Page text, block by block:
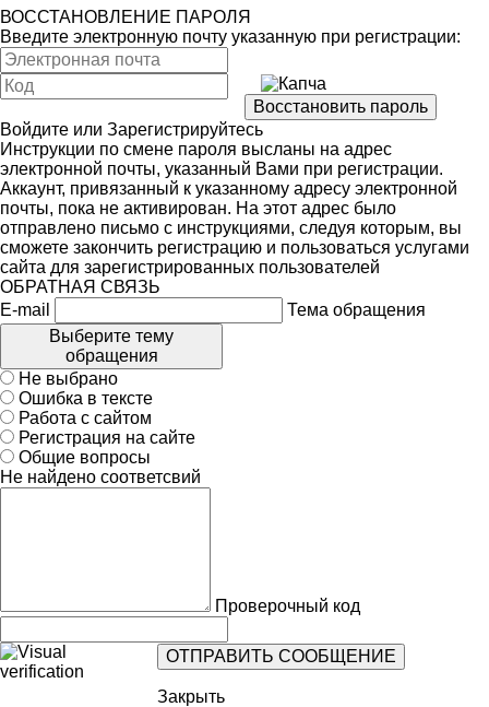
ВОССТАНОВЛЕНИЕ ПАРОЛЯ
Введите электронную почту указанную при регистрации:
Войдите или Зарегистрируйтесь
Инструкции по смене пароля высланы на адрес
электронной почты, указанный Вами при регистрации.
Аккаунт, привязанный к указанному адресу электронной
почты, пока не активирован. На этот адрес было
отправлено письмо с инструкциями, следуя которым, вы
сможете закончить регистрацию и пользоваться услугами
сайта для зарегистрированных пользователей
ОБРАТНАЯ СВЯЗЬ
E-mail
Тема обращения
Выберите тему
обращения
Не выбрано
Ошибка в тексте
Работа с сайтом
Регистрация на сайте
Общие вопросы
Не найдено соответсвий
Проверочный код
Закрыть